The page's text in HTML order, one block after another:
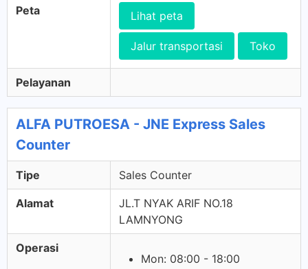
Peta Lihat peta
Jalur transportasi Toko
Pelayanan
ALFA PUTROESA - JNE Express Sales
Counter
Tipe Sales Counter
Alamat
JL.T NYAK ARIF NO.18
LAMNYONG
Operasi
Mon: 08:00 - 18:00